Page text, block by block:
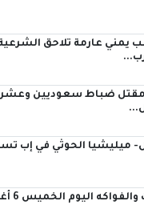
يمني عارمة تلاحق
ضباط سعوديين
ميليشيا الحوثي في إب